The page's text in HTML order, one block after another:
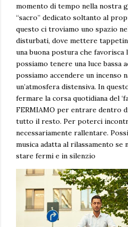
momento di tempo nella nostra
“sacro” dedicato soltanto al
questo ci troviamo uno spazio
disturbati, dove mettere
una buona postura che favorisca
possiamo tenere una luce bassa
possiamo accendere un incenso
un’atmosfera distensiva. In
fermare la corsa quotidiana del
FERMIAMO per entrare dentro
tutto il resto. Per poterci
necessariamente rallentare.
musica adatta al rilassamento se
stare fermi e in silenzio